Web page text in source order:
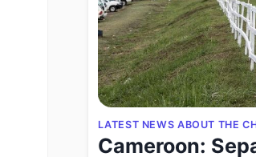
LATEST NEWS ABOUT THE
Cameroon: